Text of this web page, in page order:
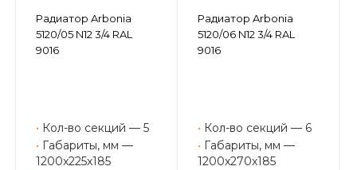
Радиатор Arbonia
5120/05 N12 3/4 RAL
9016
• Кол-во секций — 5
• Габариты, мм —
1200x225x185
Радиатор Arbonia
5120/06 N12 3/4 RAL
9016
• Кол-во секций — 6
• Габариты, мм —
1200x270x185